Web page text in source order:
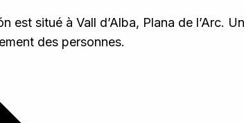
situé à Vall d’Alba, Plana de l’Arc.
des personnes.